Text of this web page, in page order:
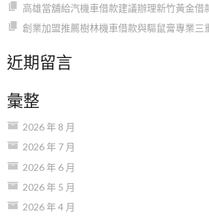
高雄當舖給汽機車借款建議辦理新竹黃金借
創業加盟推薦樹林機車借款與驅鼠膏專業三
近期留言
彙整
2026 年 8 月
2026 年 7 月
2026 年 6 月
2026 年 5 月
2026 年 4 月